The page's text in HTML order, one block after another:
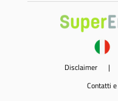
Disclaimer |
Contatti